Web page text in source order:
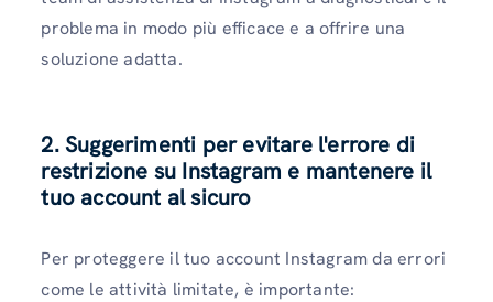
problema in modo più efficace e a offrire una
soluzione adatta.
2. Suggerimenti per evitare l'errore di
restrizione su Instagram e mantenere il
tuo account al sicuro
Per proteggere il tuo account Instagram da errori
come le attività limitate, è importante: